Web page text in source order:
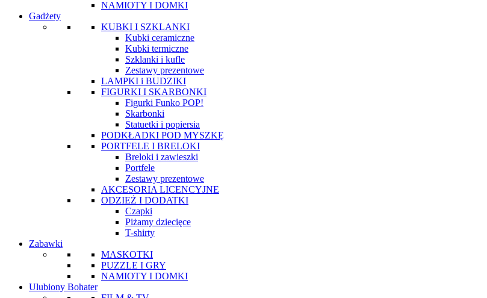
NAMIOTY I DOMKI
Gadżety
KUBKI I SZKLANKI
Kubki ceramiczne
Kubki termiczne
Szklanki i kufle
Zestawy prezentowe
LAMPKI i BUDZIKI
FIGURKI I SKARBONKI
Figurki Funko POP!
Skarbonki
Statuetki i popiersia
PODKŁADKI POD MYSZKĘ
PORTFELE I BRELOKI
Breloki i zawieszki
Portfele
Zestawy prezentowe
AKCESORIA LICENCYJNE
ODZIEŻ I DODATKI
Czapki
Piżamy dziecięce
T-shirty
Zabawki
MASKOTKI
PUZZLE I GRY
NAMIOTY I DOMKI
Ulubiony Bohater